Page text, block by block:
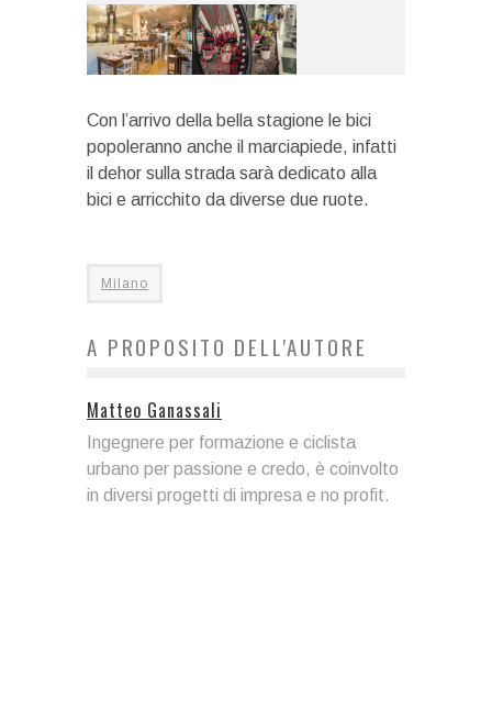
Con l’arrivo della bella stagione le bici
popoleranno anche il marciapiede, infatti
il dehor sulla strada sarà dedicato alla
bici e arricchito da diverse due ruote.
Milano
A PROPOSITO DELL'AUTORE
Matteo Ganassali
Ingegnere per formazione e ciclista
urbano per passione e credo, è coinvolto
in diversi progetti di impresa e no profit.